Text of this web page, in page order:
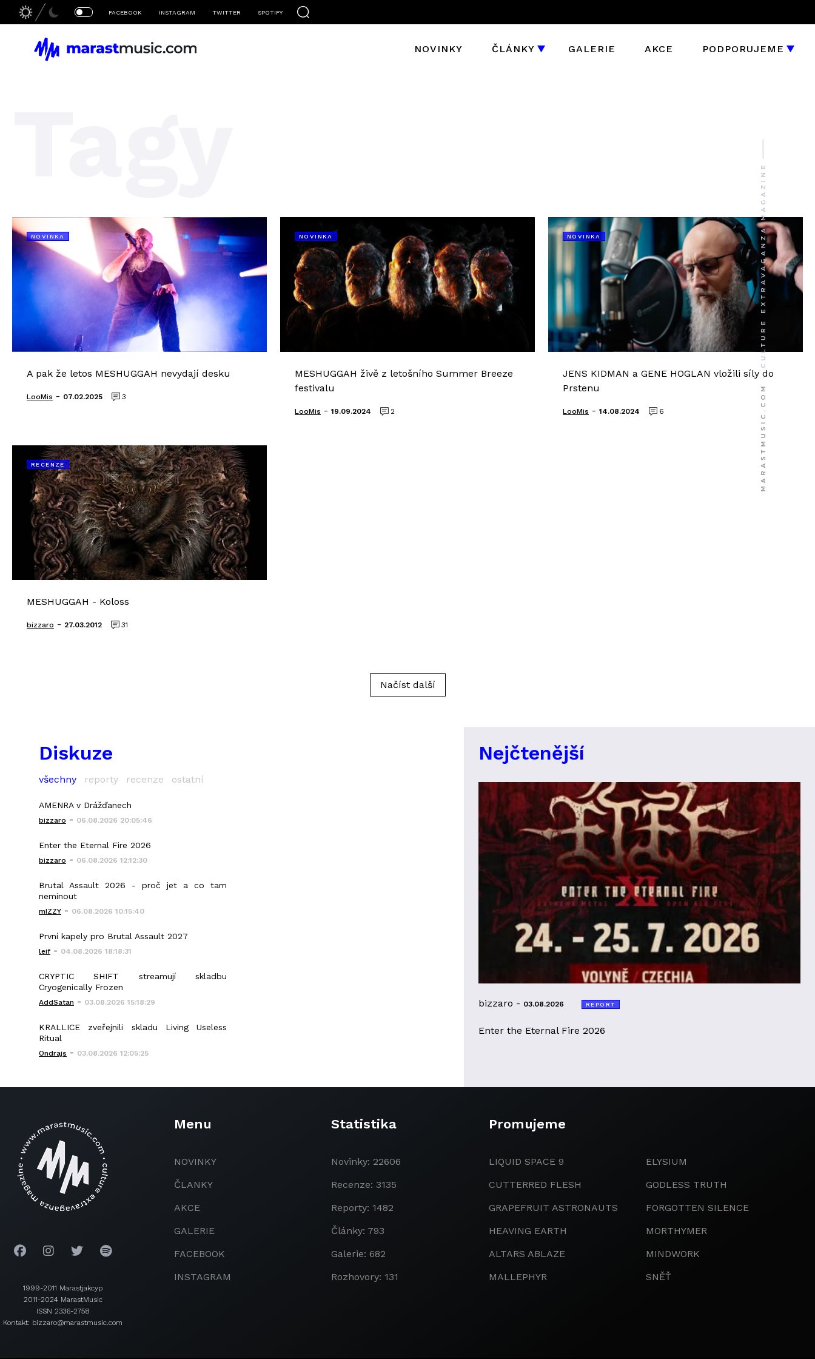
FACEBOOK INSTAGRAM TWITTER SPOTIFY
NOVINKY ČLÁNKY GALERIE AKCE PODPORUJEME
NOVINKA
A pak že letos MESHUGGAH nevydají desku
LooMis - 07.02.2025 3
NOVINKA
MESHUGGAH živě z letošního Summer Breeze
festivalu
LooMis - 19.09.2024 2
NOVINKA
JENS KIDMAN a GENE HOGLAN vložili síly do
Prstenu
LooMis - 14.08.2024 6
RECENZE
MESHUGGAH - Koloss
bizzaro - 27.03.2012 31
Načíst další
Diskuze
všechny reporty recenze ostatní
AMENRA v Drážďanech
bizzaro - 06.08.2026 20:05:46
Enter the Eternal Fire 2026
bizzaro - 06.08.2026 12:12:30
Brutal Assault 2026 - proč jet a co tam
neminout
mIZZY - 06.08.2026 10:15:40
První kapely pro Brutal Assault 2027
leif - 04.08.2026 18:18:31
CRYPTIC SHIFT streamují skladbu
Cryogenically Frozen
AddSatan - 03.08.2026 15:18:29
KRALLICE zveřejnili skladu Living Useless
Ritual
Ondrajs - 03.08.2026 12:05:25
Nejčtenější
bizzaro - 03.08.2026 REPORT
Enter the Eternal Fire 2026
1999-2011 Marastjakcyp
2011-2024 MarastMusic
ISSN 2336-2758
Kontakt: bizzaro@marastmusic.com
Menu
NOVINKY
ČLANKY
AKCE
GALERIE
FACEBOOK
INSTAGRAM
Statistika
Novinky: 22606
Recenze: 3135
Reporty: 1482
Články: 793
Galerie: 682
Rozhovory: 131
Promujeme
LIQUID SPACE 9
CUTTERRED FLESH
GRAPEFRUIT ASTRONAUTS
HEAVING EARTH
ALTARS ABLAZE
MALLEPHYR
ELYSIUM
GODLESS TRUTH
FORGOTTEN SILENCE
MORTHYMER
MINDWORK
SNĚŤ